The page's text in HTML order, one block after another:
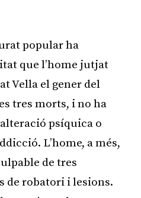
popular ha
que l’home jutjat
Vella el gener del
tres morts, i no ha
psíquica o
L’home, a més,
de tres
de robatori i lesions.